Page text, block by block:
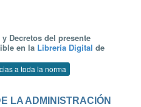
Decretos del presente
en la Librería Digital de
a toda la norma
LA ADMINISTRACIÓN